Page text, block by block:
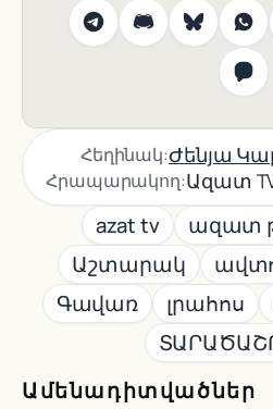
Ամենադիտվածներ
Հեղինակ:Ժենյա
Հրապարակող:Ազատ
azat tv ազատ
Աշտարակ
Գավառ
լրահոս